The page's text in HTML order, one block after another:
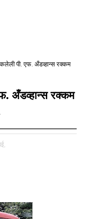
पी. एफ. अँडव्हान्स रक्कम
अँडव्हान्स रक्कम